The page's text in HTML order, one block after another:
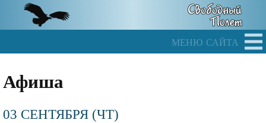
main
меню сайта
Афиша
03 СЕНТЯБРЯ (ЧТ)